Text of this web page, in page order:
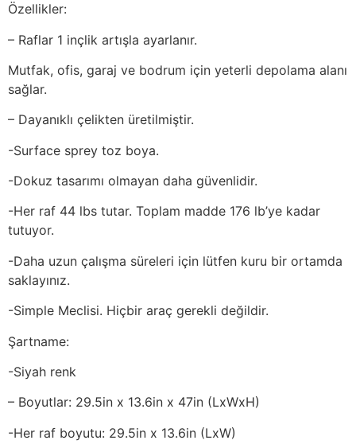
Özellikler:
– Raflar 1 inçlik artışla ayarlanır.
Mutfak, ofis, garaj ve bodrum için yeterli depolama alanı
sağlar.
– Dayanıklı çelikten üretilmiştir.
-Surface sprey toz boya.
-Dokuz tasarımı olmayan daha güvenlidir.
-Her raf 44 lbs tutar. Toplam madde 176 lb’ye kadar
tutuyor.
-Daha uzun çalışma süreleri için lütfen kuru bir ortamda
saklayınız.
-Simple Meclisi. Hiçbir araç gerekli değildir.
Şartname:
-Siyah renk
– Boyutlar: 29.5in x 13.6in x 47in (LxWxH)
-Her raf boyutu: 29.5in x 13.6in (LxW)